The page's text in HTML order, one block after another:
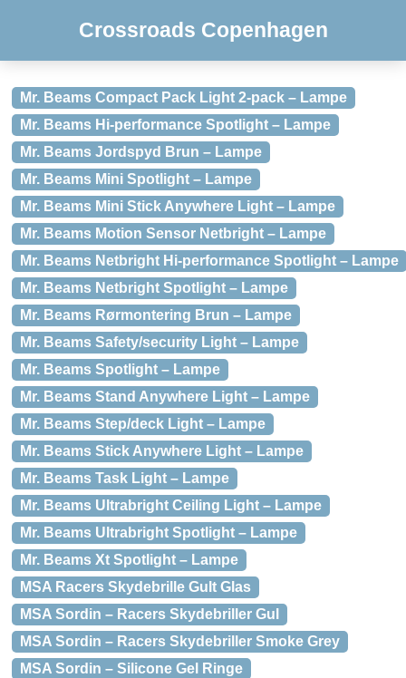
Crossroads Copenhagen
Mr. Beams Compact Pack Light 2-pack – Lampe
Mr. Beams Hi-performance Spotlight – Lampe
Mr. Beams Jordspyd Brun – Lampe
Mr. Beams Mini Spotlight – Lampe
Mr. Beams Mini Stick Anywhere Light – Lampe
Mr. Beams Motion Sensor Netbright – Lampe
Mr. Beams Netbright Hi-performance Spotlight – Lampe
Mr. Beams Netbright Spotlight – Lampe
Mr. Beams Rørmontering Brun – Lampe
Mr. Beams Safety/security Light – Lampe
Mr. Beams Spotlight – Lampe
Mr. Beams Stand Anywhere Light – Lampe
Mr. Beams Step/deck Light – Lampe
Mr. Beams Stick Anywhere Light – Lampe
Mr. Beams Task Light – Lampe
Mr. Beams Ultrabright Ceiling Light – Lampe
Mr. Beams Ultrabright Spotlight – Lampe
Mr. Beams Xt Spotlight – Lampe
MSA Racers Skydebrille Gult Glas
MSA Sordin – Racers Skydebriller Gul
MSA Sordin – Racers Skydebriller Smoke Grey
MSA Sordin – Silicone Gel Ringe